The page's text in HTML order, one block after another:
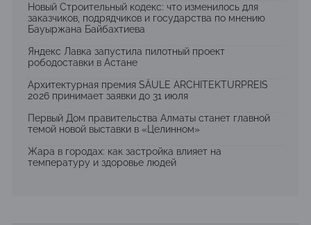
Новый Строительный кодекс: что изменилось для
заказчиков, подрядчиков и государства по мнению
Бауыржана Байбахтиева
Яндекс Лавка запустила пилотный проект
рободоставки в Астане
Архитектурная премия SÄULE ARCHITEKTURPREIS
2026 принимает заявки до 31 июля
Первый Дом правительства Алматы станет главной
темой новой выставки в «Целинном»
Жара в городах: как застройка влияет на
температуру и здоровье людей